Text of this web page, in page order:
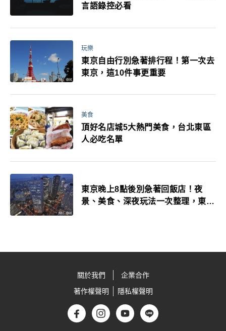
言語錄控必看
玩樂
東京自由行別急著排行程！第一次去
東京，這10件事更重要
美食
頂好名店城5大熱門美食，台北東區
人必吃名單
東京晚上8點後別急著回飯店！夜
景、美食、深夜玩法一次整理，東京
關於我們
企業合作
著作權聲明
隱私權聲明